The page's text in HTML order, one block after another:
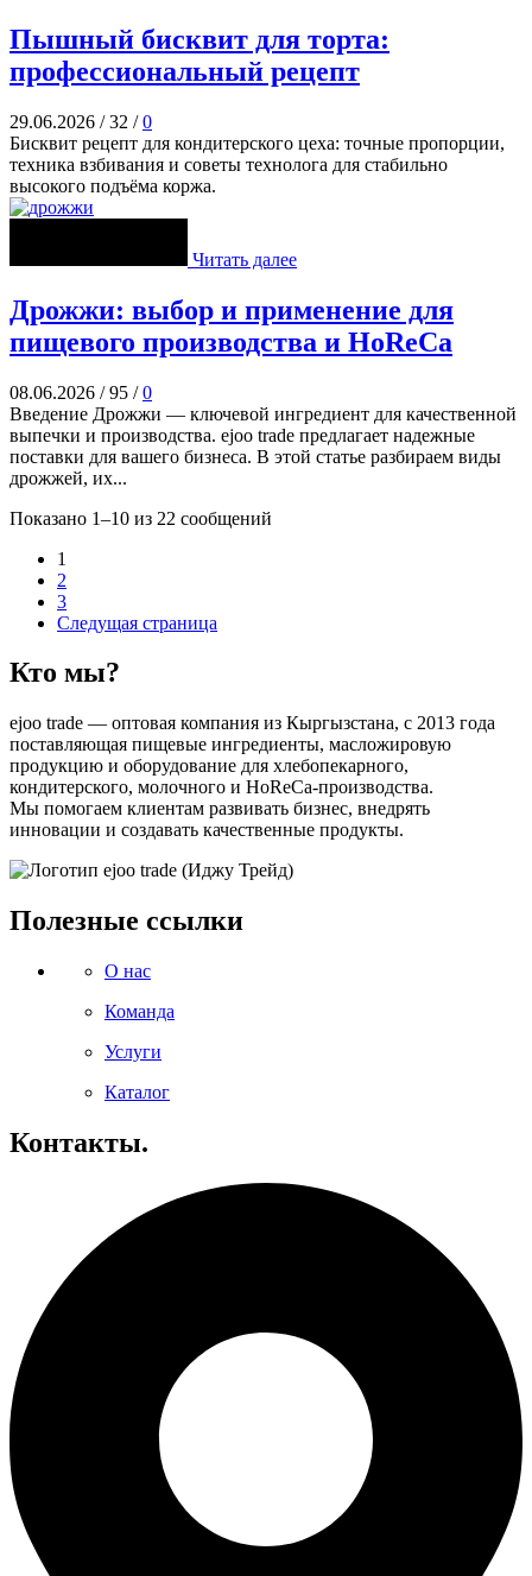
Пышный бисквит для торта:
профессиональный рецепт
29.06.2026 / 32 / 0
Бисквит рецепт для кондитерского цеха: точные пропорции,
техника взбивания и советы технолога для стабильно
высокого подъёма коржа.
Читать далее
Дрожжи: выбор и применение для
пищевого производства и HoReCa
08.06.2026 / 95 / 0
Введение Дрожжи — ключевой ингредиент для качественной
выпечки и производства. ejoo trade предлагает надежные
поставки для вашего бизнеса. В этой статье разбираем виды
дрожжей, их...
Показано 1–10 из 22 сообщений
1
2
3
Следущая страница
Кто мы?
ejoo trade — оптовая компания из Кыргызстана, с 2013 года
поставляющая пищевые ингредиенты, масложировую
продукцию и оборудование для хлебопекарного,
кондитерского, молочного и HoReCa-производства.
Мы помогаем клиентам развивать бизнес, внедрять
инновации и создавать качественные продукты.
Полезные ссылки
О нас
Команда
Услуги
Каталог
Контакты.